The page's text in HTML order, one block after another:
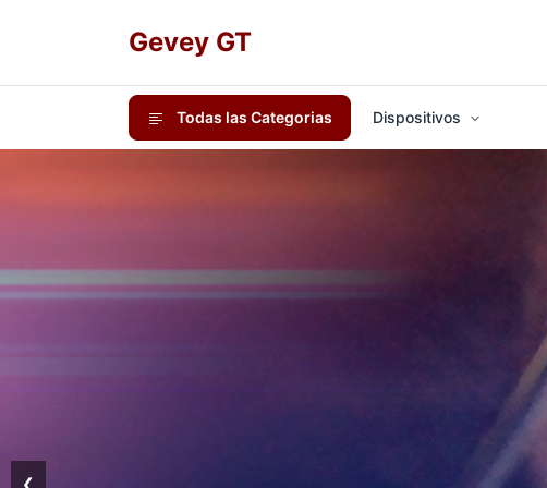
Gevey GT
Todas las Categorias Dispositivos
❮